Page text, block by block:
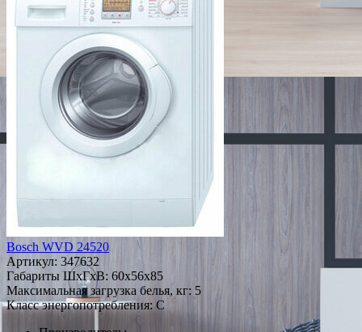
Bosch WVD 24520
Артикул: 347632
Габариты ШxГxВ: 60x56x85
Максимальная загрузка белья, кг: 5
Класс энергопотребления: C